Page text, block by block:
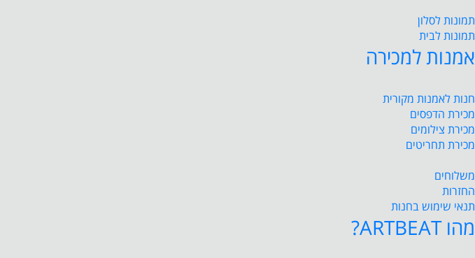
תמונות לסלון
תמונות לבית
אמנות למכירה
חנות לאמנות מקורית
מכירת הדפסים
מכירת צילומים
מכירת תחריטים
משלוחים
החזרות
תנאי שימוש בחנות
מהו ARTBEAT?